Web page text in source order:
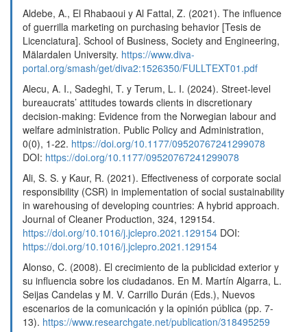
Aldebe, A., El Rhabaoui y Al Fattal, Z. (2021). The influence
of guerrilla marketing on purchasing behavior [Tesis de
Licenciatura]. School of Business, Society and Engineering,
Mälardalen University. https://www.diva-
portal.org/smash/get/diva2:1526350/FULLTEXT01.pdf
Alecu, A. I., Sadeghi, T. y Terum, L. I. (2024). Street-level
bureaucrats’ attitudes towards clients in discretionary
decision-making: Evidence from the Norwegian labour and
welfare administration. Public Policy and Administration,
0(0), 1-22. https://doi.org/10.1177/09520767241299078
DOI: https://doi.org/10.1177/09520767241299078
Ali, S. S. y Kaur, R. (2021). Effectiveness of corporate social
responsibility (CSR) in implementation of social sustainability
in warehousing of developing countries: A hybrid approach.
Journal of Cleaner Production, 324, 129154.
https://doi.org/10.1016/j.jclepro.2021.129154 DOI:
https://doi.org/10.1016/j.jclepro.2021.129154
Alonso, C. (2008). El crecimiento de la publicidad exterior y
su influencia sobre los ciudadanos. En M. Martín Algarra, L.
Seijas Candelas y M. V. Carrillo Durán (Eds.), Nuevos
escenarios de la comunicación y la opinión pública (pp. 7-
13). https://www.researchgate.net/publication/318495259